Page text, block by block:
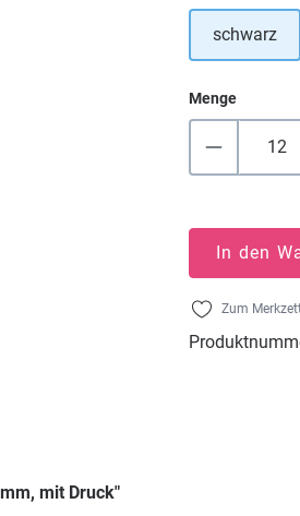
schwarz
Menge
In den
Zum
mit Druck"